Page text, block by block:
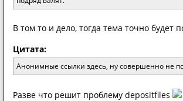
В том то и дело, тогда тема точно будет
Цитата:
Анонимные ссылки здесь, ну совершенно не
Разве что решит проблему depositfiles